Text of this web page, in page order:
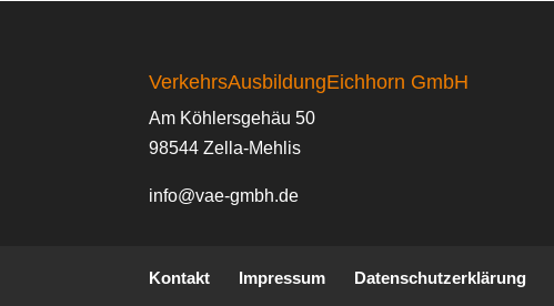
VerkehrsAusbildungEichhorn GmbH
Am Köhlersgehäu 50
98544 Zella-Mehlis
info@vae-gmbh.de
Kontakt Impressum Datenschutzerklärung